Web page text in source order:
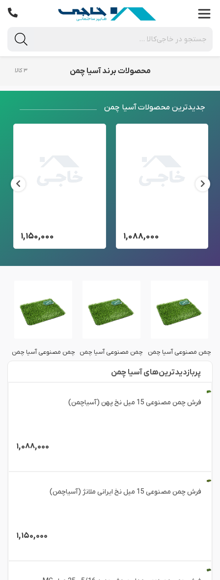
محصولات برند آسیا چمن ۳ کالا
جدید‌ترین محصولات آسیا چمن
۱,۰۸۸,۰۰۰ ۱,۱۵۰,۰۰۰
چمن مصنوعی آسیا چمن چمن مصنوعی آسیا چمن چمن مصنوعی آسیا چمن
پربازدید‌ترین‌های آسیا چمن
فرش چمن مصنوعی 15 میل نخ پهن (آسیاچمن)
۱,۰۸۸,۰۰۰
فرش چمن مصنوعی 15 میل نخ ایرانی ملانژ (آسیاچمن)
۱,۱۵۰,۰۰۰